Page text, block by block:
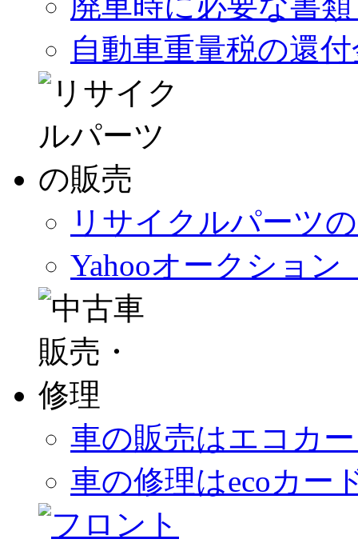
自動車重量税の還
リサイクルパーツ
Yahooオークション
車の販売はエコカ
車の修理はecoカー